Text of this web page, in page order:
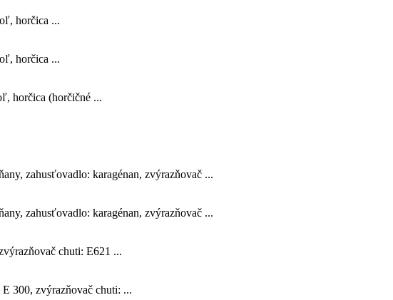
horčica ...
horčica ...
horčica (horčičné ...
zahusťovadlo: karagénan, zvýrazňovač ...
zahusťovadlo: karagénan, zvýrazňovač ...
chuti: E621 ...
300, zvýrazňovač chuti: ...